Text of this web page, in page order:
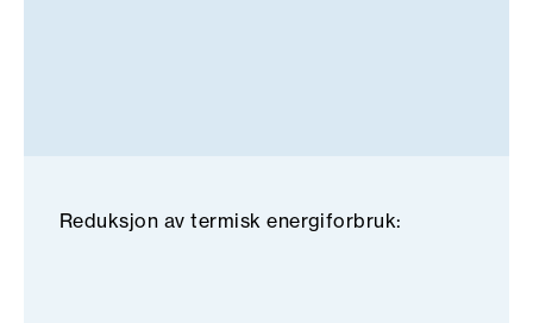
Reduksjon av termisk energiforbruk: